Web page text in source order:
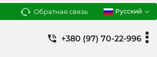
Обратная связь Русский
+380 (97) 70-22-996